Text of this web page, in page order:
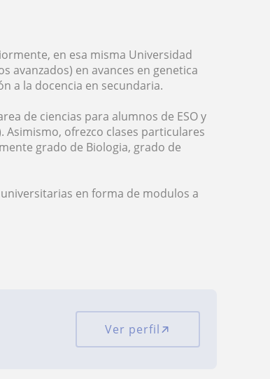
en esa misma Universidad
avanzados) en avances en genetica
a la docencia en secundaria.
de ciencias para alumnos de ESO y
Asimismo, ofrezco clases particulares
grado de Biologia, grado de
en forma de modulos a
Ver perfil